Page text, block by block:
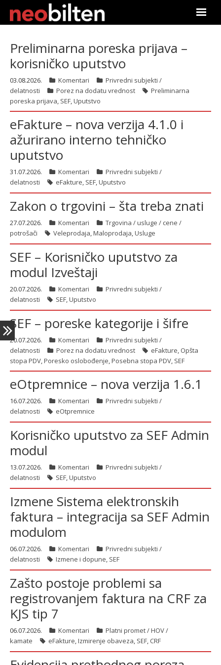
Претрага
Актуелно
Подаци
Линкови
О нама
Претплата
Пријава
latinica
Preliminarna poreska prijava –
korisničko uputstvo
03.08.2026. Komentari
Privredni subjekti /
delatnosti
Porez na dodatu vrednost
Preliminarna
poreska prijava, SEF,Uputstvo
eFakture – nova verzija 4.1.0 i
ažurirano interno tehničko
uputstvo
31.07.2026. Komentari
Privredni subjekti /
delatnosti
eFakture, SEF,Uputstvo
Zakon o trgovini – šta treba znati
27.07.2026. Komentari
Trgovina / usluge / cene /
potrošači
Veleprodaja,Maloprodaja,Usluge
SEF – Korisničko uputstvo za
modul Izveštaji
20.07.2026. Komentari
Privredni subjekti /
delatnosti
SEF,Uputstvo
SEF – poreske kategorije i šifre
20.07.2026. Komentari
Privredni subjekti /
delatnosti
Porez na dodatu vrednost eFakture, Opšta
stopa PDV,Poresko oslobođenje,Posebna stopa PDV, SEF
eOtpremnice – nova verzija 1.6.1
16.07.2026. Komentari
Privredni subjekti /
delatnosti
eOtpremnice
Korisničko uputstvo za SEF Admin
modul
13.07.2026. Komentari
Privredni subjekti /
delatnosti
SEF,Uputstvo
Izmene Sistema elektronskih
faktura – integracija sa SEF Admin
modulom
06.07.2026. Komentari
Privredni subjekti /
delatnosti
Izmene i dopune, SEF
Zašto postoje problemi sa
registrovanjem faktura na CRF za
KJS tip 7
06.07.2026. Komentari
Platni promet / HOV /
kamate
eFakture,Izmirenje obaveza, SEF, CRF